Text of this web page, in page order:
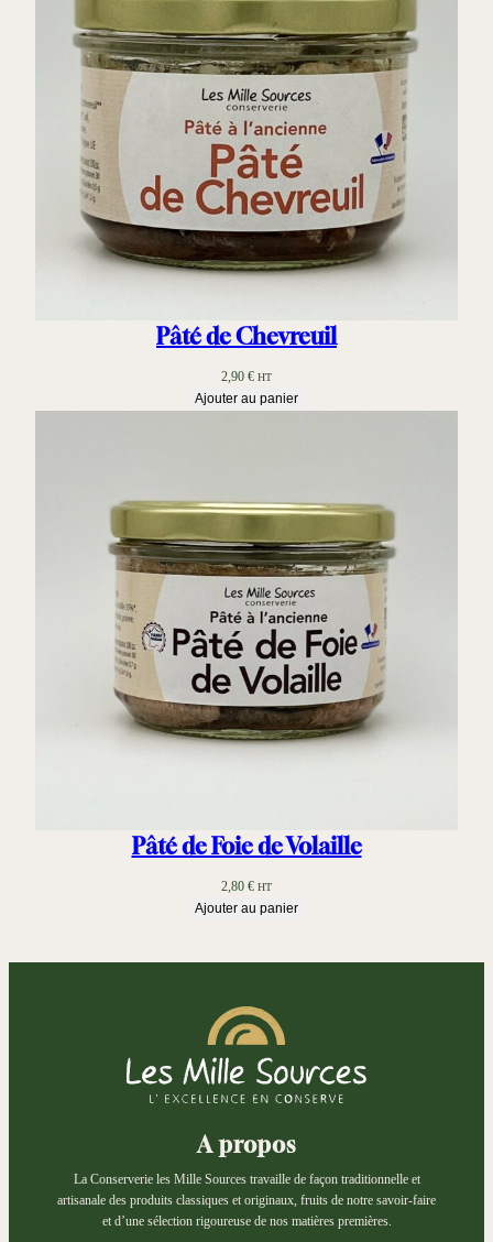
Pâté de Chevreuil
2,90 € HT
Ajouter au panier
Pâté de Foie de Volaille
2,80 € HT
Ajouter au panier
A propos
La Conserverie les Mille Sources travaille de façon traditionnelle et
artisanale des produits classiques et originaux, fruits de notre savoir-faire
et d’une sélection rigoureuse de nos matières premières.